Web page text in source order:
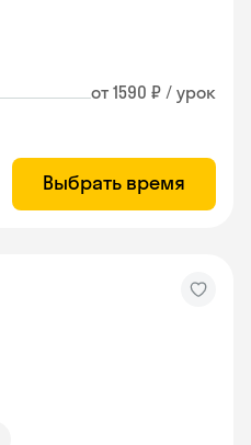
от 1590 ₽ / урок
Выбрать время